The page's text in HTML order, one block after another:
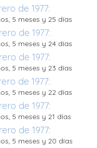
de 1977:
5 meses y 25 días
de 1977:
5 meses y 24 días
de 1977:
5 meses y 23 días
de 1977:
5 meses y 22 días
de 1977:
5 meses y 21 días
de 1977:
5 meses y 20 días